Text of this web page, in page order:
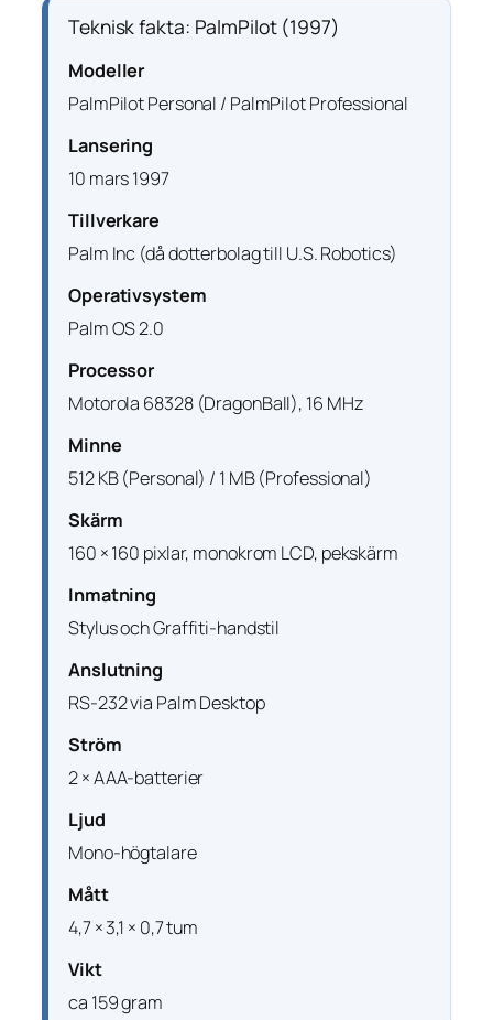
Teknisk fakta: PalmPilot (1997)
Modeller
PalmPilot Personal / PalmPilot Professional
Lansering
10 mars 1997
Tillverkare
Palm Inc (då dotterbolag till U.S. Robotics)
Operativsystem
Palm OS 2.0
Processor
Motorola 68328 (DragonBall), 16 MHz
Minne
512 KB (Personal) / 1 MB (Professional)
Skärm
160 × 160 pixlar, monokrom LCD, pekskärm
Inmatning
Stylus och Graffiti-handstil
Anslutning
RS-232 via Palm Desktop
Ström
2 × AAA-batterier
Ljud
Mono-högtalare
Mått
4,7 × 3,1 × 0,7 tum
Vikt
ca 159 gram